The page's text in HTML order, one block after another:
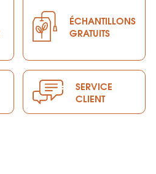
ÉCHANTILLONS
GRATUITS
SERVICE
CLIENT